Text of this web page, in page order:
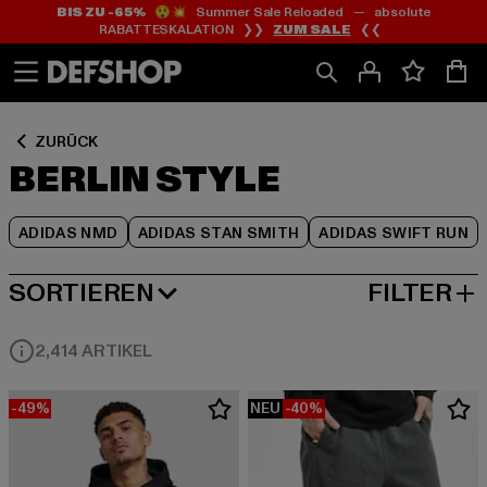
Zum
Inhalt
springen
Zum
Fußzeile
springen
BIS ZU -65%😲💥 Summer Sale Reloaded — absolute
RABATTESKALATION ❯❯ ZUM SALE ❮❮
ZURÜCK
BERLIN STYLE
ADIDAS NMD ADIDAS STAN SMITH ADIDAS SWIFT RUN
Zum
Produktraster
springen
SORTIEREN
BELIEBTESTE FILTER
2,414 ARTIKEL
-49% NEU -40%